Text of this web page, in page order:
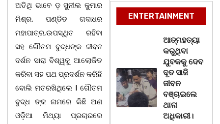
ଅତିଥି ଭାବେ ଡ଼ ସୁନୀଲ କୁମାର
ମିଶ୍ର, ପଣ୍ଡିତ ଗଦାଧର
ମହାପାତ୍ର,ଉପସ୍ଥିତ ରହିବା
ସହ ଗୌତମ ବୁଦ୍ଧଙ୍କ ଜୀବନ
ଦର୍ଶନ ସାରା ବିଶ୍ୱକୁ ଆଲୋକିତ
କରିବା ସହ ପଥ ପ୍ରଦର୍ଶନ କରିଛି
ବୋଲି ମତରଖିଥିଲେ l ଗୌତମ
ବୁଦ୍ଧ ଙ୍କ ନାମରେ କିଛି ଅଣ
ଓଡ଼ିଆ ମିଥ୍ୟା ପ୍ରଚାରରେ
ENTERTAINMENT
ଆତ୍ମହତ୍ୟା
କରୁଥିବା
ଯୁବକକୁ ଦେବ
ଦୂତ ସାଜି
ଜୀବନ
ବଞ୍ଚାଇଲେ
ଥାନା
ଅଧିକାରୀ।